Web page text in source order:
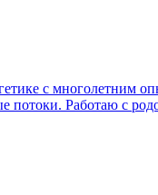
с многолетним
потоки. Работаю с